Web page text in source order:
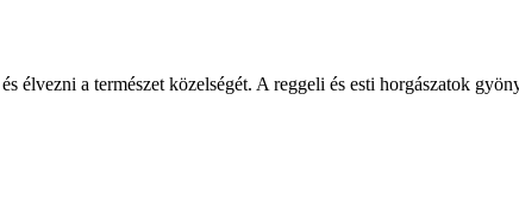
élvezni a természet közelségét. A reggeli és esti horgászatok